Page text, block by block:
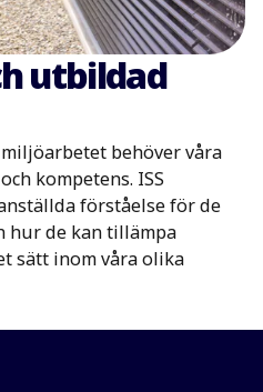
utbildad
behöver våra
kompetens. ISS
förståelse för de
hur de kan tillämpa
sätt inom våra olika